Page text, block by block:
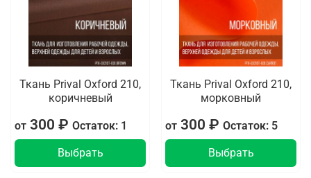
Ткань Prival Oxford 210,
коричневый
от300 ₽ Остаток: 1
Выбрать
Ткань Prival Oxford 210,
морковный
от300 ₽ Остаток: 5
Выбрать